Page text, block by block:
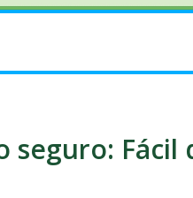
seguro: